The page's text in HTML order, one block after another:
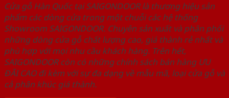
Cửa gỗ Hàn Quốc tại SAIGONDOOR là thương hiệu sản
phẩm các dòng cửa trong một chuỗi các hệ thống
Showroom SAIGONDOOR. Chuyên sản xuất và phân phối
những dòng cửa gỗ chất lượng cao, giá thành rẻ nhất và
phù hợp với mọi nhu cầu khách hàng. Trên hết,
SAIGONDOOR còn có những chính sách bán hàng ƯU
ĐÃI CAO đi kèm với sự đa dạng về mẫu mã, loại cửa gỗ và
cả phân khúc giá thành.